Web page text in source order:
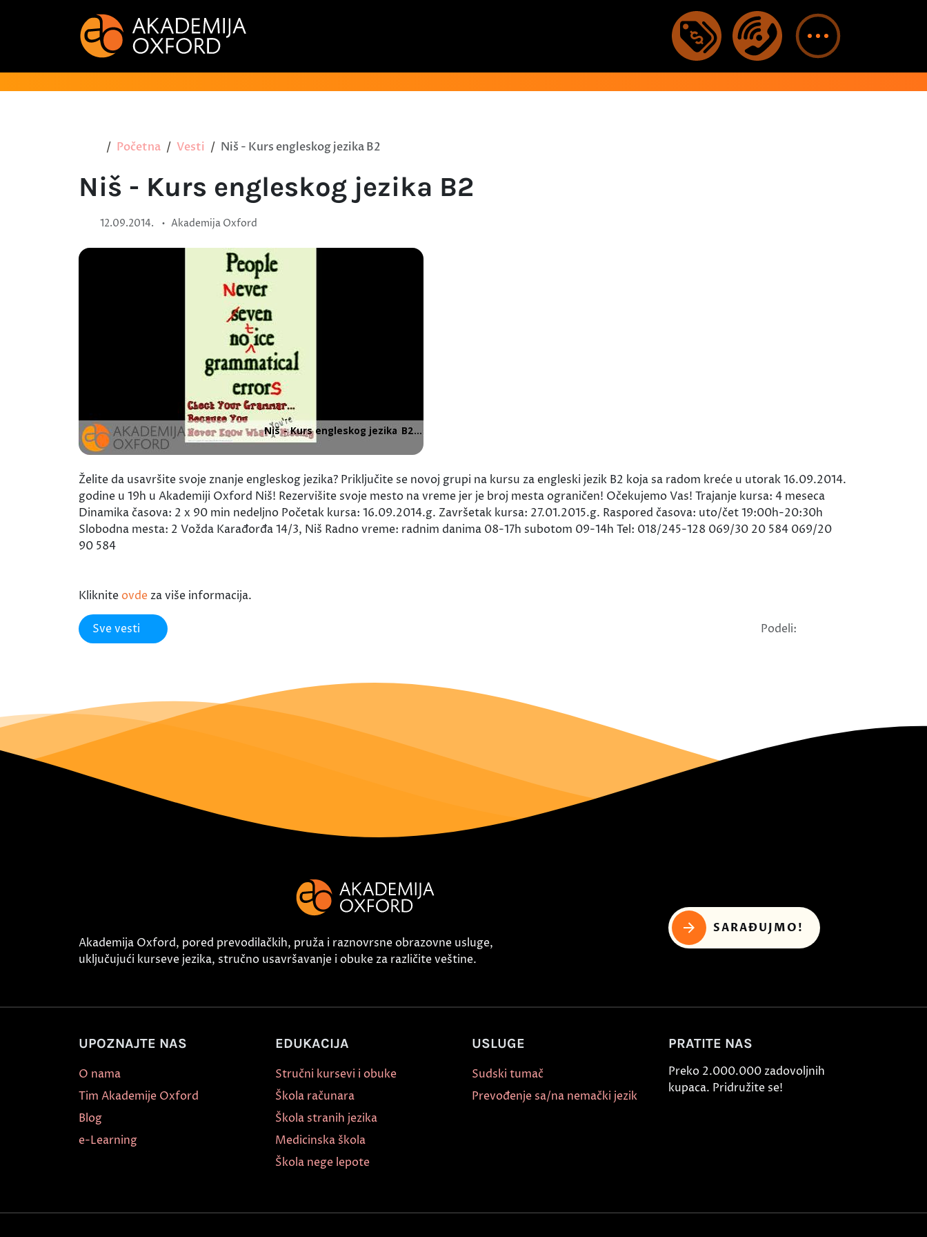
Početna Vesti Niš - Kurs engleskog jezika B2
Niš - Kurs engleskog jezika B2
12.09.2014. • Akademija Oxford
Želite da usavršite svoje znanje engleskog jezika? Priključite se novoj grupi na kursu za engleski jezik B2 koja sa radom kreće u utorak 16.09.2014.
godine u 19h u Akademiji Oxford Niš! Rezervišite svoje mesto na vreme jer je broj mesta ograničen! Očekujemo Vas! Trajanje kursa: 4 meseca
Dinamika časova: 2 x 90 min nedeljno Početak kursa: 16.09.2014.g. Završetak kursa: 27.01.2015.g. Raspored časova: uto/čet 19:00h-20:30h
Slobodna mesta: 2 Vožda Karađorđa 14/3, Niš Radno vreme: radnim danima 08-17h subotom 09-14h Tel: 018/245-128 069/30 20 584 069/20
90 584
Kliknite ovde za više informacija.
Sve vesti Podeli:
Akademija Oxford, pored prevodilačkih, pruža i raznovrsne obrazovne usluge,
uključujući kurseve jezika, stručno usavršavanje i obuke za različite veštine.
SARAĐUJMO!
UPOZNAJTE NAS
O nama
Tim Akademije Oxford
Blog
e-Learning
EDUKACIJA
Stručni kursevi i obuke
Škola računara
Škola stranih jezika
Medicinska škola
Škola nege lepote
USLUGE
Sudski tumač
Prevođenje sa/na nemački jezik
PRATITE NAS
Preko 2.000.000 zadovoljnih
kupaca. Pridružite se!